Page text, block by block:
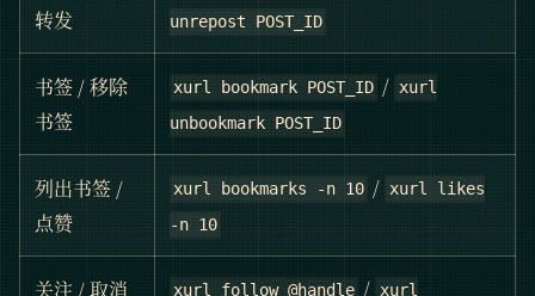
转发
unrepost POST_ID
书签 / 移除
书签
xurl bookmark POST_ID / xurl
unbookmark POST_ID
列出书签 /
点赞
xurl bookmarks -n 10 / xurl likes
-n 10
关注 / 取消
xurl follow @handle / xurl